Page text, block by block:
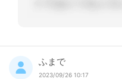
ふまで
2023/09/26 10:17